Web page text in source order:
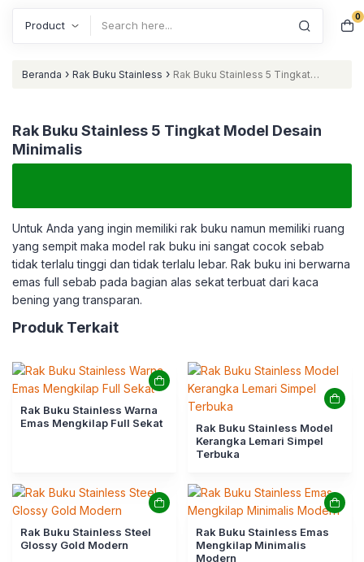
0
Beranda › Rak Buku Stainless › Rak Buku Stainless 5 Tingkat
Rak Buku Stainless 5 Tingkat Model Desain
Minimalis
Untuk Anda yang ingin memiliki rak buku namun memiliki ruang
yang sempit maka model rak buku ini sangat cocok sebab
tidak terlalu tinggi dan tidak terlalu lebar. Rak buku ini berwarna
emas full sebab pada bagian alas sekat terbuat dari kaca
bening yang transparan.
Produk Terkait
Rak Buku Stainless Warna
Emas Mengkilap Full Sekat
Rak Buku Stainless Model
Kerangka Lemari Simpel
Terbuka
Rak Buku Stainless Steel
Glossy Gold Modern
Rak Buku Stainless Emas
Mengkilap Minimalis
Modern